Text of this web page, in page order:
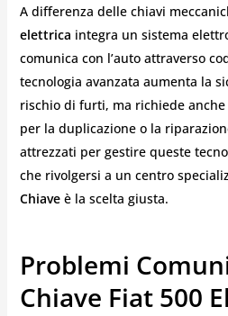
A differenza delle chiavi
elettrica integra un sistema
comunica con l’auto attraverso
tecnologia avanzata aumenta la
rischio di furti, ma richiede
per la duplicazione o la
attrezzati per gestire queste
che rivolgersi a un centro
Chiaveè la scelta giusta.
Problemi
Chiave Fiat 500